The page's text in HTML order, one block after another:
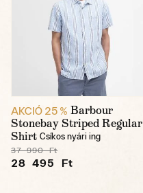
AKCIÓ 25 % Barbour
Stonebay Striped Regular
Shirt Csíkos nyári ing
37 990 Ft
28 495 Ft